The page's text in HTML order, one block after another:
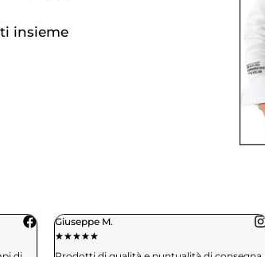
insieme
Benedetto T.
★★★